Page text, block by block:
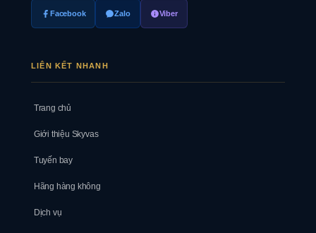
Facebook Zalo Viber
LIÊN KẾT NHANH
Trang chủ
Giới thiệu Skyvas
Tuyến bay
Hãng hàng không
Dịch vụ